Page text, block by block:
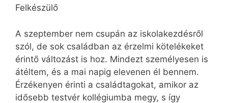
Felkészülő
A szeptember nem csupán az iskolakezdésről
szól, de sok családban az érzelmi kötelékeket
érintő változást is hoz. Mindezt személyesen is
átéltem, és a mai napig elevenen él bennem.
Érzékenyen érinti a családtagokat, amikor az
idősebb testvér kollégiumba megy, s így